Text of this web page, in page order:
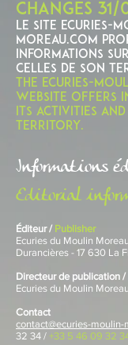
changes 31/
Le site ECURIES-
moreau.com
informations
celles de son
THE ECURIES-
WEBSITE OFFERS
ITS ACTIVITIES
TERRITORY.
Informations
Editorial
Éditeur / Publisher
Ecuries du Moulin Moreau
Durancières - 17 630 La
Directeur de publication /
Ecuries du Moulin Moreau
Contact
contact@ecuries-moulin-
32 34 / +33 5 46 09 32